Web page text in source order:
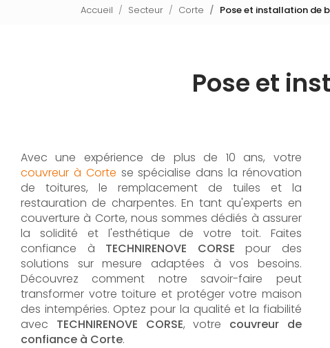
Accueil Secteur Corte Pose et installation de
Pose et
Avec une expérience de plus de 10 ans, votre
couvreur à Corte se spécialise dans la rénovation
de toitures, le remplacement de tuiles et la
restauration de charpentes. En tant qu'experts en
couverture à Corte, nous sommes dédiés à assurer
la solidité et l'esthétique de votre toit. Faites
confiance à TECHNIRENOVE CORSE pour des
solutions sur mesure adaptées à vos besoins.
Découvrez comment notre savoir-faire peut
transformer votre toiture et protéger votre maison
des intempéries. Optez pour la qualité et la fiabilité
avec TECHNIRENOVE CORSE, votre couvreur de
confiance à Corte.